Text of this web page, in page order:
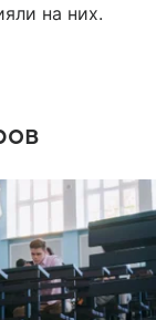
на них.